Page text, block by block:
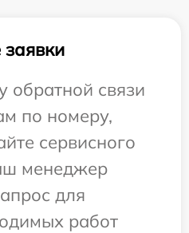
обратной связи
по номеру,
сервисного
менеджер
для
работ